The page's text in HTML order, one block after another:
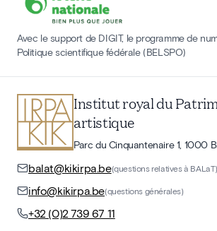
Avec le support de DIGIT, le programme de
Politique scientifique fédérale (BELSPO)
Institut royal du
artistique
Parc du Cinquantenaire 1, 1000
balat@kikirpa.be(questions relatives à BALaT)
info@kikirpa.be(questions générales)
+32 (0)2 739 67 11